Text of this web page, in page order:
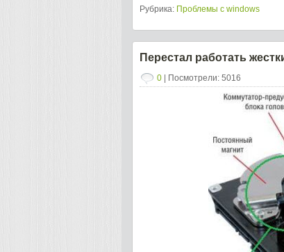
Рубрика: Проблемы с windows
Перестал работать
0 | Посмотрели: 5016